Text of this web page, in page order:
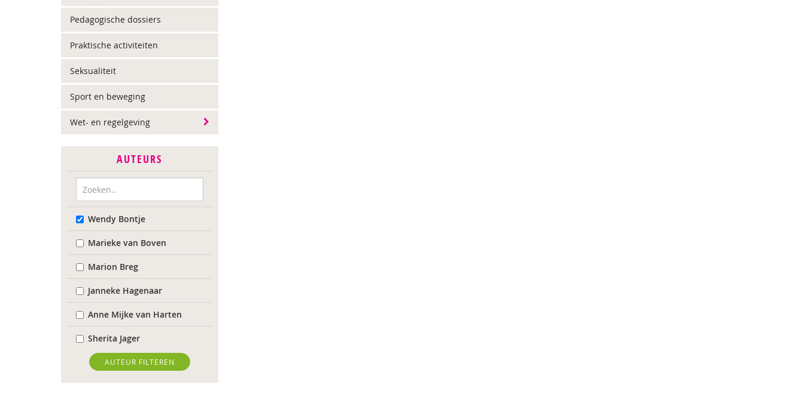
Pedagogische dossiers
Praktische activiteiten
Seksualiteit
Sport en beweging
Wet- en regelgeving
AUTEURS
Wendy Bontje
Marieke van Boven
Marion Breg
Janneke Hagenaar
Anne Mijke van Harten
Sherita Jager
Jelka Matlung
Ellis van der Meulen
AUTEUR FILTEREN